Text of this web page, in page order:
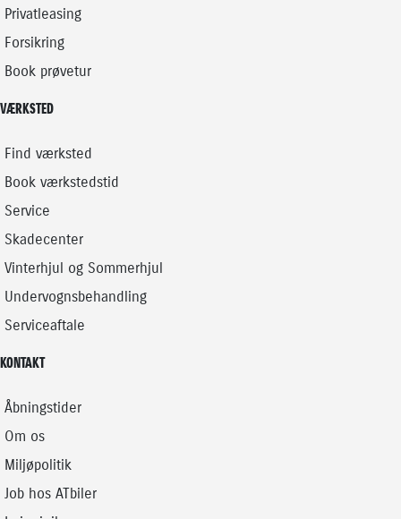
Privatleasing
Forsikring
Book prøvetur
VÆRKSTED
Find værksted
Book værkstedstid
Service
Skadecenter
Vinterhjul og Sommerhjul
Undervognsbehandling
Serviceaftale
KONTAKT
Åbningstider
Om os
Miljøpolitik
Job hos ATbiler